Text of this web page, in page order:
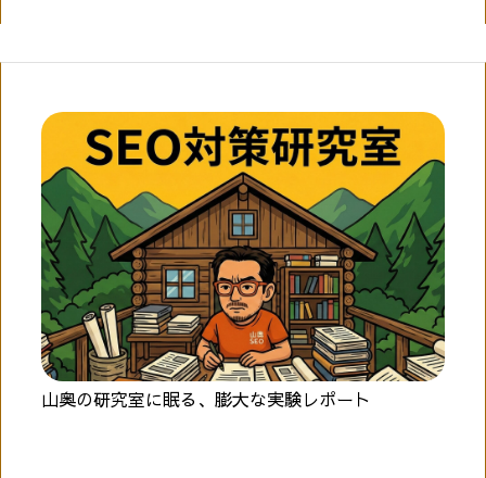
山奥の研究室に眠る、膨大な実験レポート